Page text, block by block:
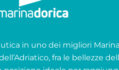
in uno dei migliori Marina
fra le bellezze